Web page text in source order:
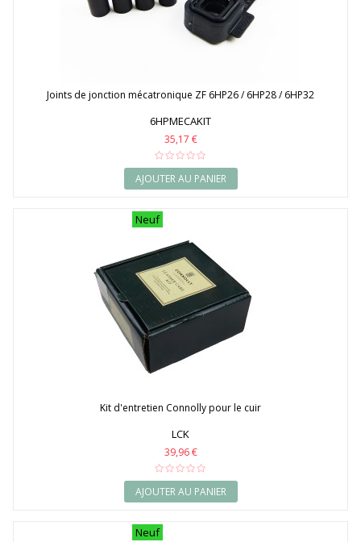
Joints de jonction mécatronique ZF 6HP26 / 6HP28 / 6HP32
6HPMECAKIT
35,17 €
AJOUTER AU PANIER
Neuf
Kit d'entretien Connolly pour le cuir
LCK
39,96 €
AJOUTER AU PANIER
Neuf